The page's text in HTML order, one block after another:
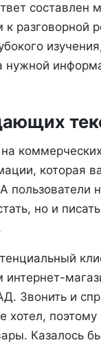
составлен
к разговорной
нужной
которая
пользователи
но и
Звонить и
хотел, поэтому
Казалось